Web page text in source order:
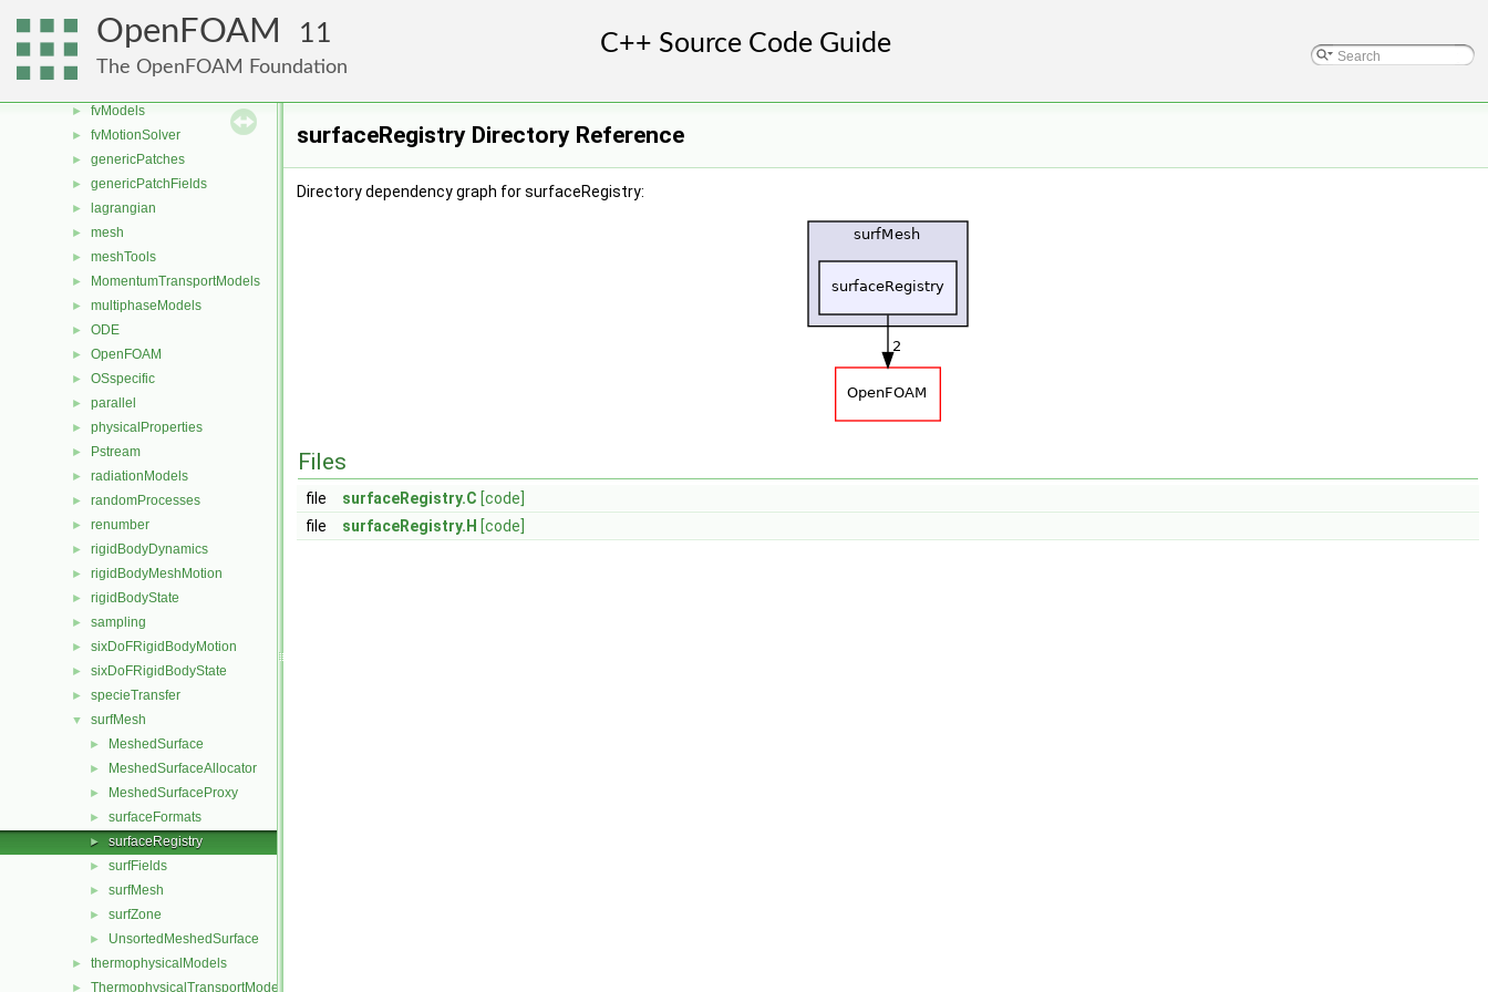
OpenFOAM 11
The OpenFOAM Foundation
► fvMeshMovers
► fvMeshStitchers
► fvModels
► fvMotionSolver
► genericPatches
► genericPatchFields
► lagrangian
► mesh
► meshTools
► MomentumTransportModels
► multiphaseModels
► ODE
► OpenFOAM
► OSspecific
► parallel
► physicalProperties
► Pstream
► radiationModels
► randomProcesses
► renumber
► rigidBodyDynamics
► rigidBodyMeshMotion
► rigidBodyState
► sampling
► sixDoFRigidBodyMotion
► sixDoFRigidBodyState
► specieTransfer
▼ surfMesh
► MeshedSurface
► MeshedSurfaceAllocator
► MeshedSurfaceProxy
► surfaceFormats
► surfaceRegistry
► surfFields
► surfMesh
► surfZone
► UnsortedMeshedSurface
► thermophysicalModels
► ThermophysicalTransportModels
surfaceRegistry Directory Reference
Directory dependency graph for surfaceRegistry:
Files
file surfaceRegistry.C [code]
file
surfaceRegistry.H [code]